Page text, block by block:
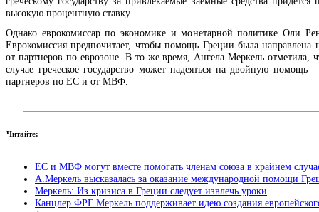
высокую процентную ставку.
Однако еврокомиссар по экономике и монетарной политике Оли
Еврокомиссия предпочитает, чтобы помощь Греции была
от партнеров по еврозоне. В то же время, Ангела Меркель отметила,
случае греческое государство может надеяться на двойную помощь
партнеров по ЕС и от МВФ.
Читайте:
ЕС и МВФ могут вместе помогать членам союза в крайнем
А.Меркель высказалась за оказание международной помощи
Меркель: Из кризиса в Греции следует извлечь уроки
Канцлер ФРГ Меркель поддерживает идею создания